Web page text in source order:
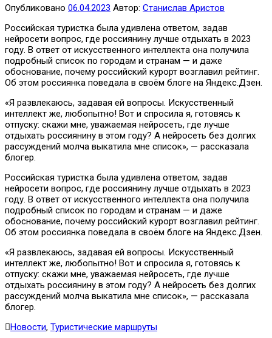
Опубликовано 06.04.2023 Автор: Станислав Аристов
Российская туристка была удивлена ответом, задав
нейросети вопрос, где россиянину лучше отдыхать в 2023
году. В ответ от искусственного интеллекта она получила
подробный список по городам и странам — и даже
обоснование, почему российский курорт возглавил рейтинг.
Об этом россиянка поведала в своём блоге на Яндекс.Дзен.
«Я развлекаюсь, задавая ей вопросы. Искусственный
интеллект же, любопытно! Вот и спросила я, готовясь к
отпуску: скажи мне, уважаемая нейросеть, где лучше
отдыхать россиянину в этом году? А нейросеть без долгих
рассуждений молча выкатила мне список», — рассказала
блогер.
Российская туристка была удивлена ответом, задав
нейросети вопрос, где россиянину лучше отдыхать в 2023
году. В ответ от искусственного интеллекта она получила
подробный список по городам и странам — и даже
обоснование, почему российский курорт возглавил рейтинг.
Об этом россиянка поведала в своём блоге на Яндекс.Дзен.
«Я развлекаюсь, задавая ей вопросы. Искусственный
интеллект же, любопытно! Вот и спросила я, готовясь к
отпуску: скажи мне, уважаемая нейросеть, где лучше
отдыхать россиянину в этом году? А нейросеть без долгих
рассуждений молча выкатила мне список», — рассказала
блогер.
Новости, Туристические маршруты